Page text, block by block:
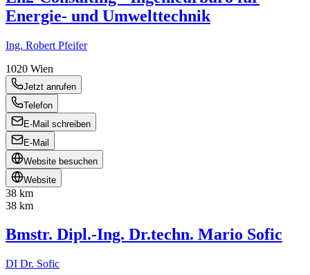
Energie- und Umwelttechnik
Ing. Robert Pfeifer
1020 Wien
Jetzt anrufen
Telefon
E-Mail schreiben
E-Mail
Website besuchen
Website
38 km
38 km
Bmstr. Dipl.-Ing. Dr.techn. Mario Sofic
DI Dr. Sofic